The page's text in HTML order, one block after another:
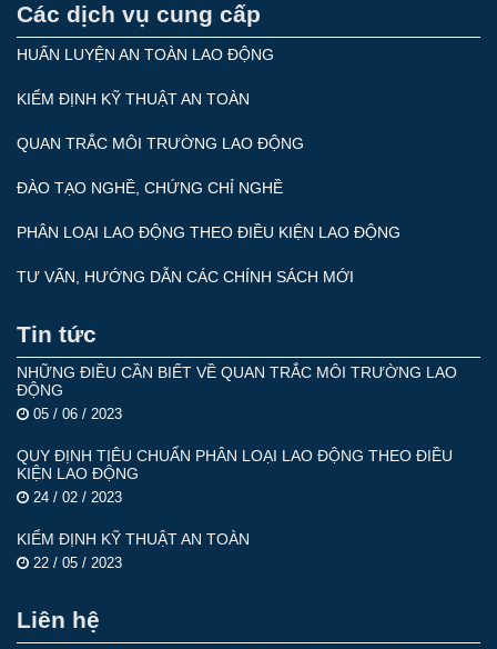
Các dịch vụ cung cấp
HUẤN LUYỆN AN TOÀN LAO ĐỘNG
KIỂM ĐỊNH KỸ THUẬT AN TOÀN
QUAN TRẮC MÔI TRƯỜNG LAO ĐỘNG
ĐÀO TẠO NGHỀ, CHỨNG CHỈ NGHỀ
PHÂN LOẠI LAO ĐỘNG THEO ĐIỀU KIỆN LAO ĐỘNG
TƯ VẤN, HƯỚNG DẪN CÁC CHÍNH SÁCH MỚI
Tin tức
NHỮNG ĐIỀU CẦN BIẾT VỀ QUAN TRẮC MÔI TRƯỜNG LAO
ĐỘNG
05 / 06 / 2023
QUY ĐỊNH TIÊU CHUẨN PHÂN LOẠI LAO ĐỘNG THEO ĐIỀU
KIỆN LAO ĐỘNG
24 / 02 / 2023
KIỂM ĐỊNH KỸ THUẬT AN TOÀN
22 / 05 / 2023
Liên hệ